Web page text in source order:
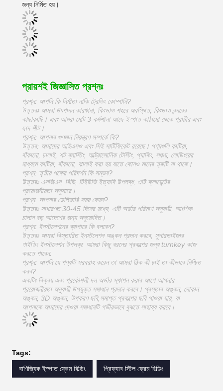
জন্য নির্মিত হয়।
প্রায়শই জিজ্ঞাসিত প্রশ্নঃ
প্রশ্ন: আপনি কি নির্মাতা নাকি ট্রেডিং কোম্পানি?
উত্তরঃ আমরা উৎপাদন কারখানা, কিংডাও শহরে অবস্থিত, কিংডাও বন্দরের
কাছাকাছি। এবং আমরা মোট 3 কর্মশালা আছে ইস্পাত কাঠামো থেকে প্রাচীর এবং
ছাদ শীট।
প্রশ্ন: আপনার গুণমান নিয়ন্ত্রণ সম্পর্কে কি?
উত্তর: আমাদের আইএসও এবং সিই সার্টিফিকেট রয়েছে। পণ্যগুলি কাটিয়া,
বাঁকানো, ঢালাই, শট ব্লাস্টিং, আল্ট্রাসোনিক টেস্টিং, প্যাকিং, সঞ্চয়, লোডিংয়ের
মাধ্যমে কাটিয়া, বাঁকানো, ঝালাই করা হয় যাতে কোনও মানের ত্রুটি না থাকে।
প্রশ্ন: তৃতীয় পক্ষের পরিদর্শন কি সম্ভব?
উত্তরঃ এসজিএস, বিভি, টিইউভি ইত্যাদি উপলব্ধ, এটি ক্লায়েন্টের
প্রয়োজনীয়তা অনুসারে।
প্রশ্ন: আপনার ডেলিভারি সময় কেমন?
উত্তরঃ সাধারণত 30-45 দিনের মধ্যে, এটি অর্ডার পরিমাণ অনুযায়ী, আংশিক
চালান বড় আদেশের জন্য অনুমোদিত।
প্রশ্ন: ইনস্টলেশনের ব্যাপারে কি বলবেন?
উত্তরঃ আমরা বিস্তারিত ইনস্টলেশন অঙ্কন প্রদান করবে, সুপারভাইজার
গাইডিং ইনস্টলেশন উপলব্ধ. আমরা কিছু ধরনের প্রকল্পের জন্য turnkey কাজ
করতে পারেন.
প্রশ্ন: আপনি যে পণ্যটি সরবরাহ করেন তা আমরা ঠিক কী চাই তা কীভাবে নিশ্চিত
করব?
একটিঃ বিক্রয় এবং প্রকৌশলী দল অর্ডার স্থাপন করার আগে আপনার
প্রয়োজনীয়তা অনুযায়ী উপযুক্ত সমাধান প্রদান করবে। প্রস্তাব অঙ্কন, দোকান
অঙ্কন, 3D অঙ্কন, উপকরণ ছবি,সমাপ্ত প্রকল্পের ছবি পাওয়া যায়, যা
আপনাকে আমাদের দেওয়া সমাধানটি গভীরভাবে বুঝতে সাহায্য করবে।
Tags:
বাণিজ্যিক ইস্পাত ফ্রেম বিল্ডিং
প্রিফ্যাব স্টিল ফ্রেম বিল্ডিং